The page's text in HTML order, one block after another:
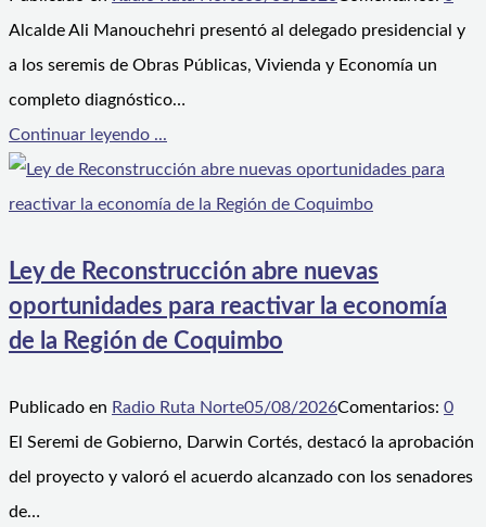
Alcalde Ali Manouchehri presentó al delegado presidencial y
a los seremis de Obras Públicas, Vivienda y Economía un
completo diagnóstico…
Continuar leyendo ...
Ley de Reconstrucción abre nuevas
oportunidades para reactivar la economía
de la Región de Coquimbo
Publicado en Radio Ruta Norte05/08/2026Comentarios: 0
El Seremi de Gobierno, Darwin Cortés, destacó la aprobación
del proyecto y valoró el acuerdo alcanzado con los senadores
de…